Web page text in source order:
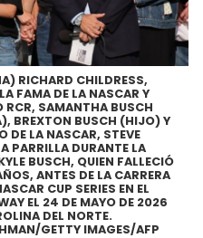
RICHARD CHILDRESS,
FAMA DE LA NASCAR Y
RCR, SAMANTHA BUSCH
BREXTON BUSCH (HIJO) Y
DE LA NASCAR, STEVE
PARRILLA DURANTE LA
BUSCH, QUIEN FALLECIÓ
ANTES DE LA CARRERA
CUP SERIES EN EL
EL 24 DE MAYO DE 2026
DEL NORTE.
GETTY IMAGES/AFP